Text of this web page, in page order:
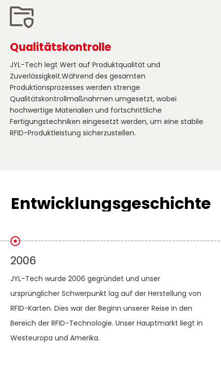
Qualitätskontrolle
JYL-Tech legt Wert auf Produktqualität und
Zuverlässigkeit.Während des gesamten
Produktionsprozesses werden strenge
Qualitätskontrollmaßnahmen umgesetzt, wobei
hochwertige Materialien und fortschrittliche
Fertigungstechniken eingesetzt werden, um eine stabile
RFID-Produktleistung sicherzustellen.
Entwicklungsgeschichte
2006
JYL-Tech wurde 2006 gegründet und unser
ursprünglicher Schwerpunkt lag auf der Herstellung von
RFID-Karten. Dies war der Beginn unserer Reise in den
Bereich der RFID-Technologie. Unser Hauptmarkt liegt in
Westeuropa und Amerika.